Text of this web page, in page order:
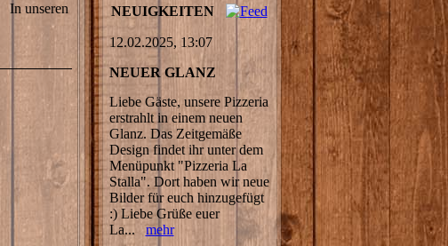
In unseren
NEUIGKEITEN
12.02.2025, 13:07
NEUER GLANZ
Liebe Gäste, unsere Pizzeria
erstrahlt in einem neuen
Glanz. Das Zeitgemäße
Design findet ihr unter dem
Menüpunkt "Pizzeria La
Stalla". Dort haben wir neue
Bilder für euch hinzugefügt
:) Liebe Grüße euer
La...mehr